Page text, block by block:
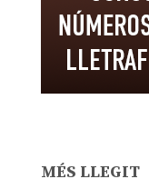
MÉS LLEGIT